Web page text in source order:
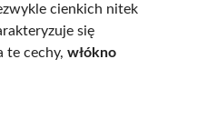
cienkich nitek
się
te cechy, włókno